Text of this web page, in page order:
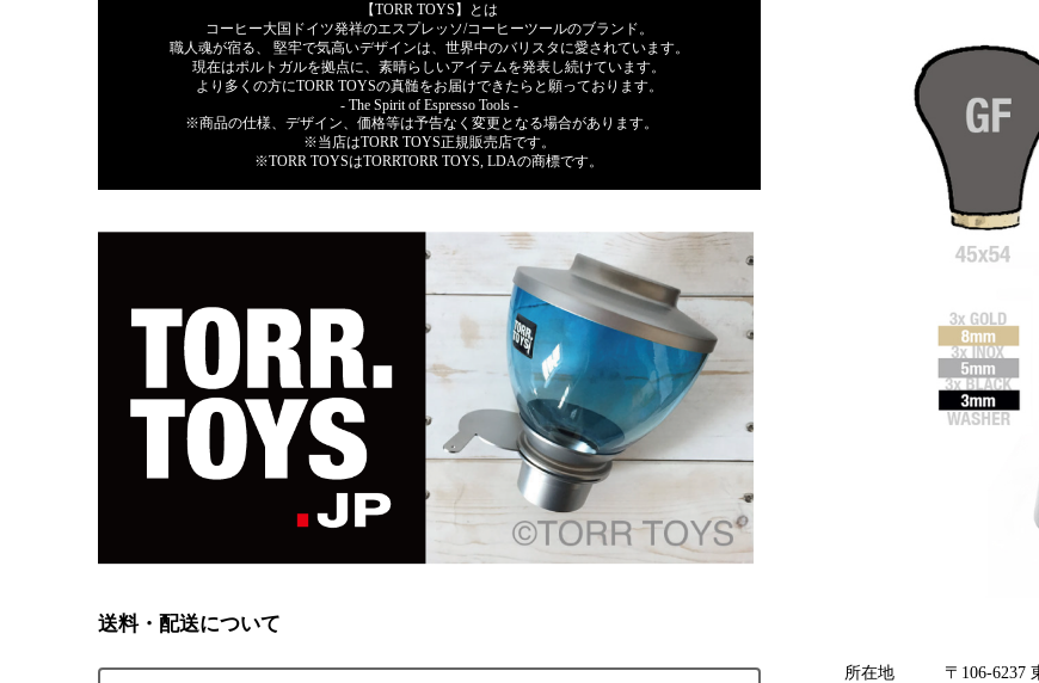
【TORR TOYS】とは
コーヒー大国ドイツ発祥のエスプレッソ/コーヒーツールのブランド。
職人魂が宿る、 堅牢で気高いデザインは、世界中のバリスタに愛されています。
現在はポルトガルを拠点に、素晴らしいアイテムを発表し続けています。
より多くの方にTORR TOYSの真髄をお届けできたらと願っております。
- The Spirit of Espresso Tools -
※商品の仕様、デザイン、価格等は予告なく変更となる場合があります。
※当店はTORR TOYS正規販売店です。
※TORR TOYSはTORRTORR TOYS, LDAの商標です。
送料・配送について
所在地
〒106-6237